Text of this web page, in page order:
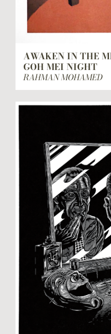
AWAKEN IN THE
GOH MEI NIGHT
RAHMAN MOHAMED